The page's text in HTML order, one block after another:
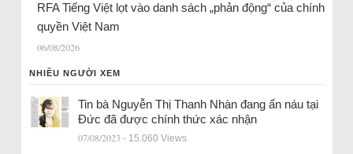
RFA Tiếng Việt lọt vào danh sách „phản động“ của chính
quyền Việt Nam
06/08/2026
NHIỀU NGƯỜI XEM
Tin bà Nguyễn Thị Thanh Nhàn đang ẩn náu tại
Đức đã được chính thức xác nhận
07/08/2023 - 15.060 Views